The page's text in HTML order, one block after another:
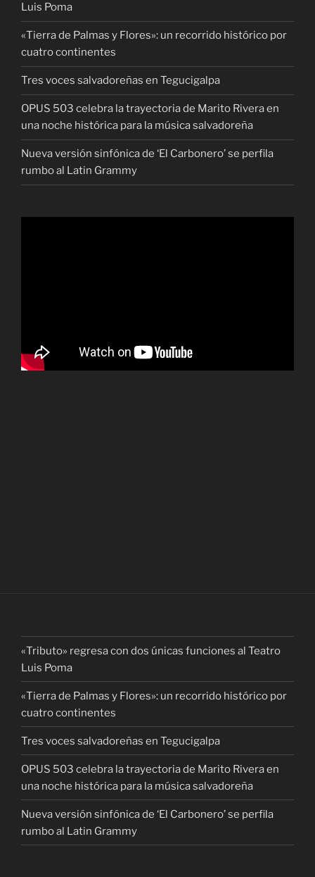
Luis Poma
«Tierra de Palmas y Flores»: un recorrido histórico por
cuatro continentes
Tres voces salvadoreñas en Tegucigalpa
OPUS 503 celebra la trayectoria de Marito Rivera en
una noche histórica para la música salvadoreña
Nueva versión sinfónica de ‘El Carbonero’ se perfila
rumbo al Latin Grammy
«Tributo» regresa con dos únicas funciones al Teatro
Luis Poma
«Tierra de Palmas y Flores»: un recorrido histórico por
cuatro continentes
Tres voces salvadoreñas en Tegucigalpa
OPUS 503 celebra la trayectoria de Marito Rivera en
una noche histórica para la música salvadoreña
Nueva versión sinfónica de ‘El Carbonero’ se perfila
rumbo al Latin Grammy